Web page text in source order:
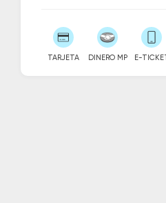
TARJETA DINERO MP E-